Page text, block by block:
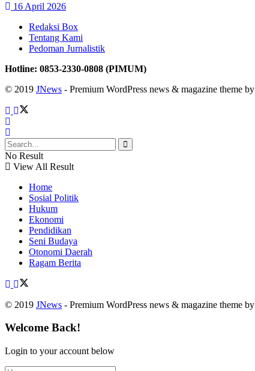
16 April 2026
Redaksi Box
Tentang Kami
Pedoman Jurnalistik
Hotline: 0853-2330-0808 (PIMUM)
© 2019 JNews - Premium WordPress news & magazine theme by
No Result
View All Result
Home
Sosial Politik
Hukum
Ekonomi
Pendidikan
Seni Budaya
Otonomi Daerah
Ragam Berita
© 2019 JNews - Premium WordPress news & magazine theme by
Welcome Back!
Login to your account below